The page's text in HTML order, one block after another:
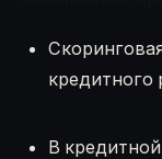
кредитного
В